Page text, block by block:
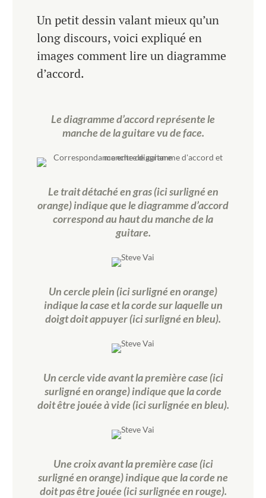
Un petit dessin valant mieux qu’un
long discours, voici expliqué en
images comment lire un diagramme
d’accord.
Le diagramme d’accord représente le
manche de la guitare vu de face.
Le trait détaché en gras (ici surligné en
orange) indique que le diagramme d’accord
correspond au haut du manche de la
guitare.
Un cercle plein (ici surligné en orange)
indique la case et la corde sur laquelle un
doigt doit appuyer (ici surligné en bleu).
Un cercle vide avant la première case (ici
surligné en orange) indique que la corde
doit être jouée à vide (ici surlignée en bleu).
Une croix avant la première case (ici
surligné en orange) indique que la corde ne
doit pas être jouée (ici surlignée en rouge).